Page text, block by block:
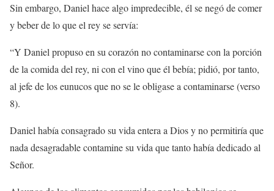
Sin embargo, Daniel hace algo impredecible, él se negó de comer
y beber de lo que el rey se servía:
“Y Daniel propuso en su corazón no contaminarse con la porción
de la comida del rey, ni con el vino que él bebía; pidió, por tanto,
al jefe de los eunucos que no se le obligase a contaminarse (verso
8).
Daniel había consagrado su vida entera a Dios y no permitiría que
nada desagradable contamine su vida que tanto había dedicado al
Señor.